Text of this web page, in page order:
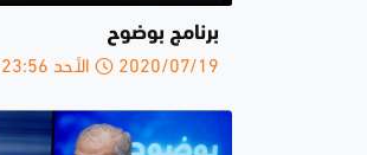
برنامج بوضوح
2020/07/19 الأحد 23:56 م